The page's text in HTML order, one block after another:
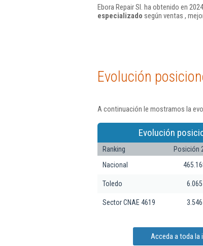
Ebora Repair Sl. ha obtenido en
especializado según ventas ,
Evolución
A continuación le mostramos la
Evolución
Ranking Posición
Nacional
Toledo 6.065
Sector CNAE 4619 3.546
Acceda a toda la